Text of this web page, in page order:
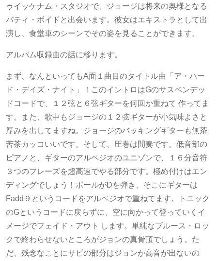
ゥイッケナム・スタジオで、ジョージは将来の奥様となる
パティ・ボイドと出会います。彼女はエキストラとして出
演し、食堂車のシーンでその姿を見ることができます。
アルバム収録曲の話に移ります。
まず、なんといってもA面１曲目のタイトル曲「ア・ハー
ド・デイズ・ナイト」！このイントロはGのサスペンデッ
ドコードで、１２弦と６弦ギターを何回か重ねて 作ってま
す。また、歌中もジョージの１２弦ギターが小気味よさと
厚みを出してますね。ジョージのバッキングギターも無茶
苦茶カッコいいです。そして、圧巻は間奏です。低音部の
ピアノと、ギターのアルペジオのユニゾンで、１６分音符
３つのフレーズを超高速でやる部分です。極め付けはエン
ディングでしょう！ポールがDを弾き、そこにギターは
Fadd９というコードをアルペジオで重ねてます。トニック
のGというコードに戻らずに、空に向かって登っていくイ
メージでフェイド・アウト します。単純なブルース・ロッ
クで終わらせないところがジョンの真骨頂でしょう。た
だ、残念なことにサビの部分はジョンが高音が出ないの